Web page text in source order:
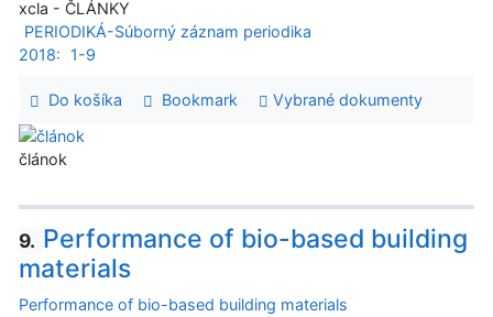
xcla - ČLÁNKY
PERIODIKÁ-Súborný záznam periodika
2018:
1-9
Do košíka Bookmark Vybrané dokumenty
článok
9. Performance of bio-based building
materials
Performance of bio-based building materials